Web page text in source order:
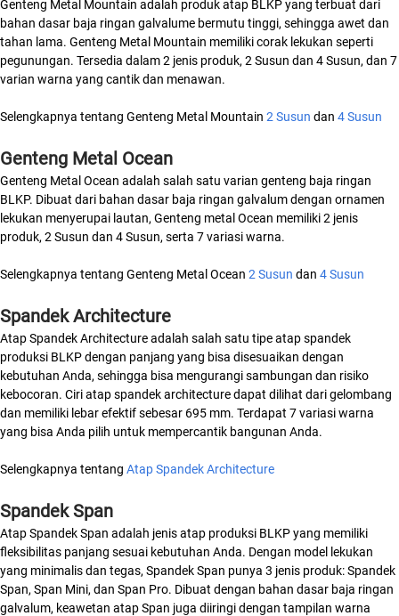
Genteng Metal Mountain adalah produk atap BLKP yang terbuat dari
bahan dasar baja ringan galvalume bermutu tinggi, sehingga awet dan
tahan lama. Genteng Metal Mountain memiliki corak lekukan seperti
pegunungan. Tersedia dalam 2 jenis produk, 2 Susun dan 4 Susun, dan 7
varian warna yang cantik dan menawan.
Selengkapnya tentang Genteng Metal Mountain 2 Susun dan 4 Susun
Genteng Metal Ocean
Genteng Metal Ocean adalah salah satu varian genteng baja ringan
BLKP. Dibuat dari bahan dasar baja ringan galvalum dengan ornamen
lekukan menyerupai lautan, Genteng metal Ocean memiliki 2 jenis
produk, 2 Susun dan 4 Susun, serta 7 variasi warna.
Selengkapnya tentang Genteng Metal Ocean 2 Susun dan 4 Susun
Spandek Architecture
Atap Spandek Architecture adalah salah satu tipe atap spandek
produksi BLKP dengan panjang yang bisa disesuaikan dengan
kebutuhan Anda, sehingga bisa mengurangi sambungan dan risiko
kebocoran. Ciri atap spandek architecture dapat dilihat dari gelombang
dan memiliki lebar efektif sebesar 695 mm. Terdapat 7 variasi warna
yang bisa Anda pilih untuk mempercantik bangunan Anda.
Selengkapnya tentang Atap Spandek Architecture
Spandek Span
Atap Spandek Span adalah jenis atap produksi BLKP yang memiliki
fleksibilitas panjang sesuai kebutuhan Anda. Dengan model lekukan
yang minimalis dan tegas, Spandek Span punya 3 jenis produk: Spandek
Span, Span Mini, dan Span Pro. Dibuat dengan bahan dasar baja ringan
galvalum, keawetan atap Span juga diiringi dengan tampilan warna